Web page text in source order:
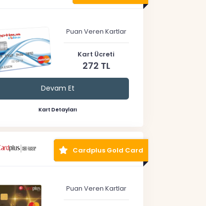
Puan Veren Kartlar
Kart Ücreti
272 TL
Devam Et
Kart Detayları
Cardplus Gold Card
Puan Veren Kartlar